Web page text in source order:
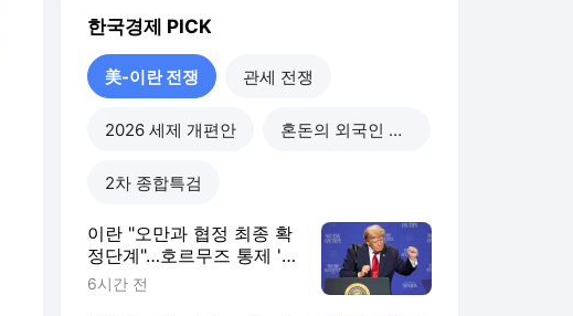
한국경제 PICK
美-이란 전쟁 관세 전쟁
2026 세제 개편안 혼돈의 외국인 고용시장
2차 종합특검
이란 "오만과 협정 최종 확
정단계"…호르무즈 통제 '눈
앞' [이상은의 워싱턴나우]
6시간 전